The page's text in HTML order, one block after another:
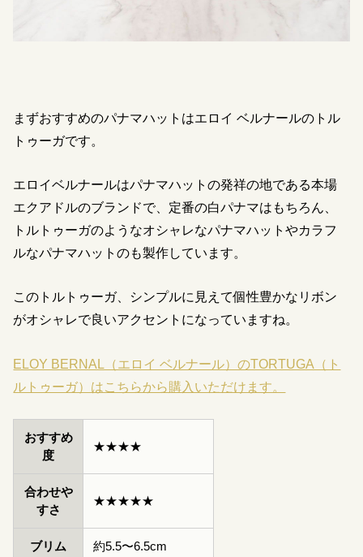
まずおすすめのパナマハットはエロイ ベルナールのトル
トゥーガです。
エロイベルナールはパナマハットの発祥の地である本場
エクアドルのブランドで、定番の白パナマはもちろん、
トルトゥーガのようなオシャレなパナマハットやカラフ
ルなパナマハットのも製作しています。
このトルトゥーガ、シンプルに見えて個性豊かなリボン
がオシャレで良いアクセントになっていますね。
ELOY BERNAL（エロイ ベルナール）のTORTUGA（ト
ルトゥーガ）はこちらから購入いただけます。
おすすめ
度
★★★★
合わせや
すさ
★★★★★
ブリム 約5.5〜6.5cm